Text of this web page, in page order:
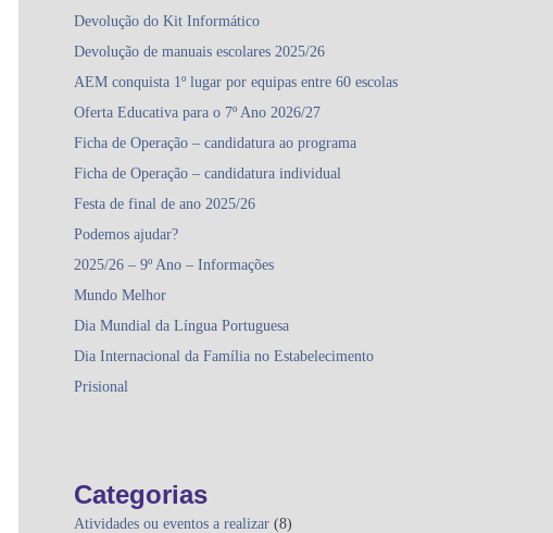
Devolução do Kit Informático
Devolução de manuais escolares 2025/26
AEM conquista 1º lugar por equipas entre 60 escolas
Oferta Educativa para o 7º Ano 2026/27
Ficha de Operação – candidatura ao programa
Ficha de Operação – candidatura individual
Festa de final de ano 2025/26
Podemos ajudar?
2025/26 – 9º Ano – Informações
Mundo Melhor
Dia Mundial da Língua Portuguesa
Dia Internacional da Família no Estabelecimento
Prisional
Categorias
Atividades ou eventos a realizar (8)